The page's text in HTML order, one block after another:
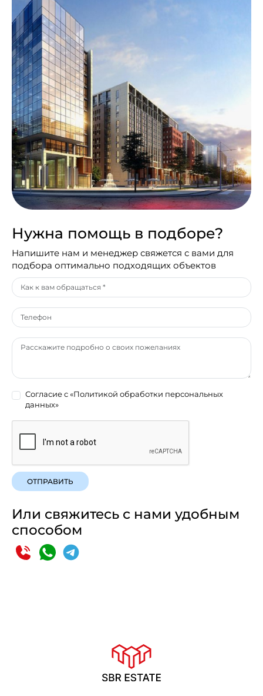
Нужна помощь в подборе?
Напишите нам и менеджер свяжется с вами для
подбора оптимально подходящих объектов
Согласие с«Политикой обработки персональных
данных»
ОТПРАВИТЬ
Или свяжитесь с нами удобным
способом